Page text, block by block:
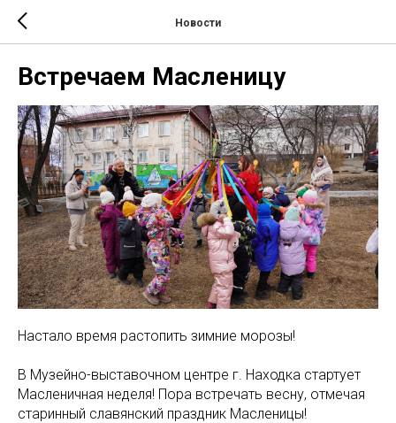
Новости
Встречаем Масленицу
Настало время растопить зимние морозы!
В Музейно-выставочном центре г. Находка стартует
Масленичная неделя! Пора встречать весну, отмечая
старинный славянский праздник Масленицы!